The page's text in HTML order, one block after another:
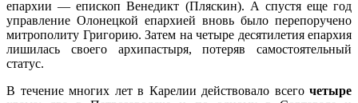
епархии — епископ Венедикт (Пляскин). А спустя еще год
управление Олонецкой епархией вновь было перепоручено
митрополиту Григорию. Затем на четыре десятилетия епархия
лишилась своего архипастыря, потеряв самостоятельный
статус.
В течение многих лет в Карелии действовало всего четыре